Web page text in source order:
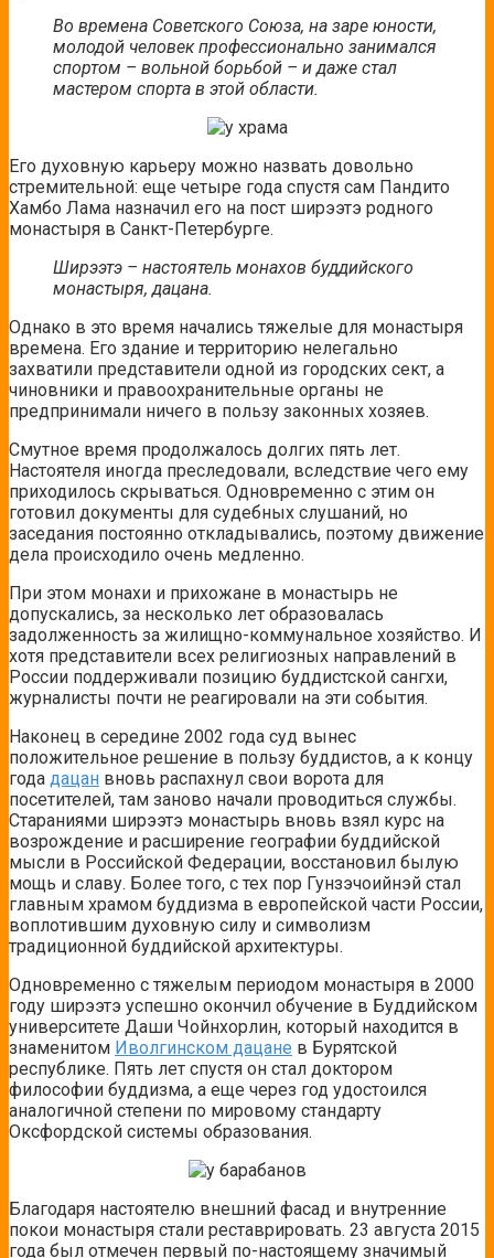
Во времена Советского Союза, на заре юности,
молодой человек профессионально занимался
спортом – вольной борьбой – и даже стал
мастером спорта в этой области.
Его духовную карьеру можно назвать довольно
стремительной: еще четыре года спустя сам Пандито
Хамбо Лама назначил его на пост ширээтэ родного
монастыря в Санкт-Петербурге.
Ширээтэ – настоятель монахов буддийского
монастыря, дацана.
Однако в это время начались тяжелые для монастыря
времена. Его здание и территорию нелегально
захватили представители одной из городских сект, а
чиновники и правоохранительные органы не
предпринимали ничего в пользу законных хозяев.
Смутное время продолжалось долгих пять лет.
Настоятеля иногда преследовали, вследствие чего ему
приходилось скрываться. Одновременно с этим он
готовил документы для судебных слушаний, но
заседания постоянно откладывались, поэтому движение
дела происходило очень медленно.
При этом монахи и прихожане в монастырь не
допускались, за несколько лет образовалась
задолженность за жилищно-коммунальное хозяйство. И
хотя представители всех религиозных направлений в
России поддерживали позицию буддистской сангхи,
журналисты почти не реагировали на эти события.
Наконец в середине 2002 года суд вынес
положительное решение в пользу буддистов, а к концу
года дацан вновь распахнул свои ворота для
посетителей, там заново начали проводиться службы.
Стараниями ширээтэ монастырь вновь взял курс на
возрождение и расширение географии буддийской
мысли в Российской Федерации, восстановил былую
мощь и славу. Более того, с тех пор Гунзэчоийнэй стал
главным храмом буддизма в европейской части России,
воплотившим духовную силу и символизм
традиционной буддийской архитектуры.
Одновременно с тяжелым периодом монастыря в 2000
году ширээтэ успешно окончил обучение в Буддийском
университете Даши Чойнхорлин, который находится в
знаменитом Иволгинском дацане в Бурятской
республике. Пять лет спустя он стал доктором
философии буддизма, а еще через год удостоился
аналогичной степени по мировому стандарту
Оксфордской системы образования.
Благодаря настоятелю внешний фасад и внутренние
покои монастыря стали реставрировать. 23 августа 2015
года был отмечен первый по-настоящему значимый